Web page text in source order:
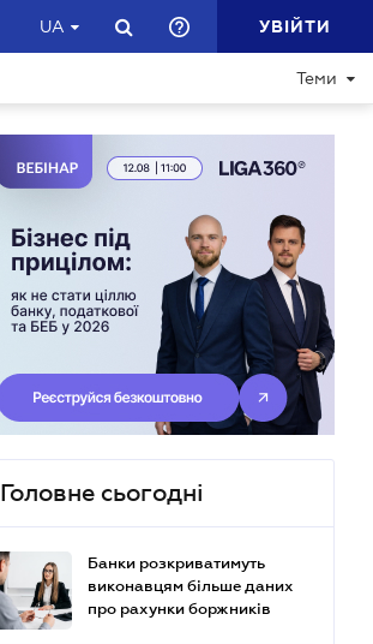
UA УВІЙТИ
Теми
Головне сьогодні
Банки розкриватимуть
виконавцям більше даних
про рахунки боржників